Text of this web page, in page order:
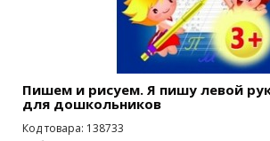
Пишем и рисуем. Я пишу левой
для дошкольников
Код товара: 138733